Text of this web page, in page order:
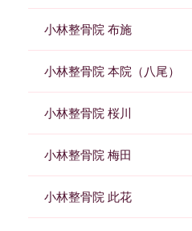
小林整骨院 布施
小林整骨院 本院（八尾）
小林整骨院 桜川
小林整骨院 梅田
小林整骨院 此花